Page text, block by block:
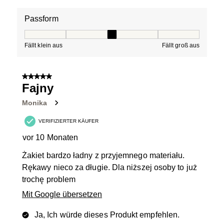
Passform
Fällt klein aus Fällt groß aus
5 von 5 Sternen.
Fajny
Monika
VERIFIZIERTER KÄUFER
vor 10 Monaten
Żakiet bardzo ładny z przyjemnego materiału.
Rękawy nieco za długie. Dla niższej osoby to już
trochę problem
Mit Google übersetzen
Ja, Ich würde dieses Produkt empfehlen.